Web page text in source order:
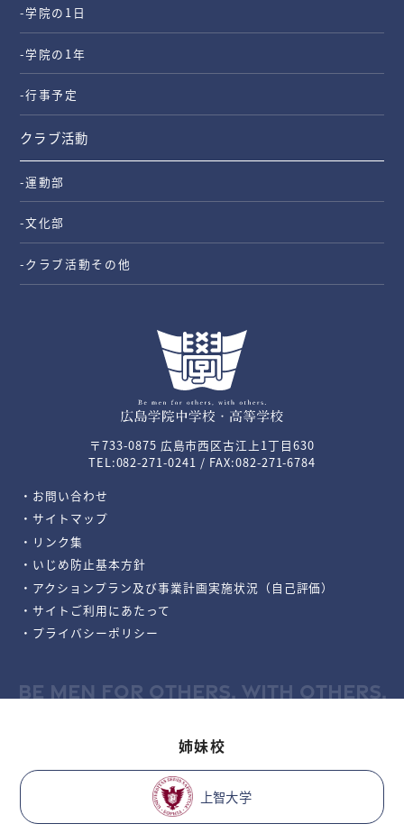
〒733-0875 広島市西区古江上1丁目630
TEL:082-271-0241 / FAX:082-271-6784
・お問い合わせ
・サイトマップ
・リンク集
・いじめ防止基本方針
・アクションプラン及び事業計画実施状況（自己評価）
・サイトご利用にあたって
・プライバシーポリシー
-学院の1日
-学院の1年
-行事予定
クラブ活動
-運動部
-文化部
-クラブ活動その他
BE MEN FOR OTHERS, WITH OTHERS.
姉妹校
上智大学